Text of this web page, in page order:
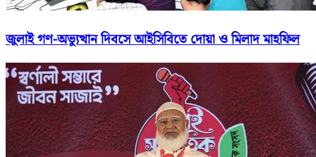
জুলাই গণ-অভ্যুত্থান দিবসে আইসিবিতে দোয়া ও মিলাদ মাহফিল